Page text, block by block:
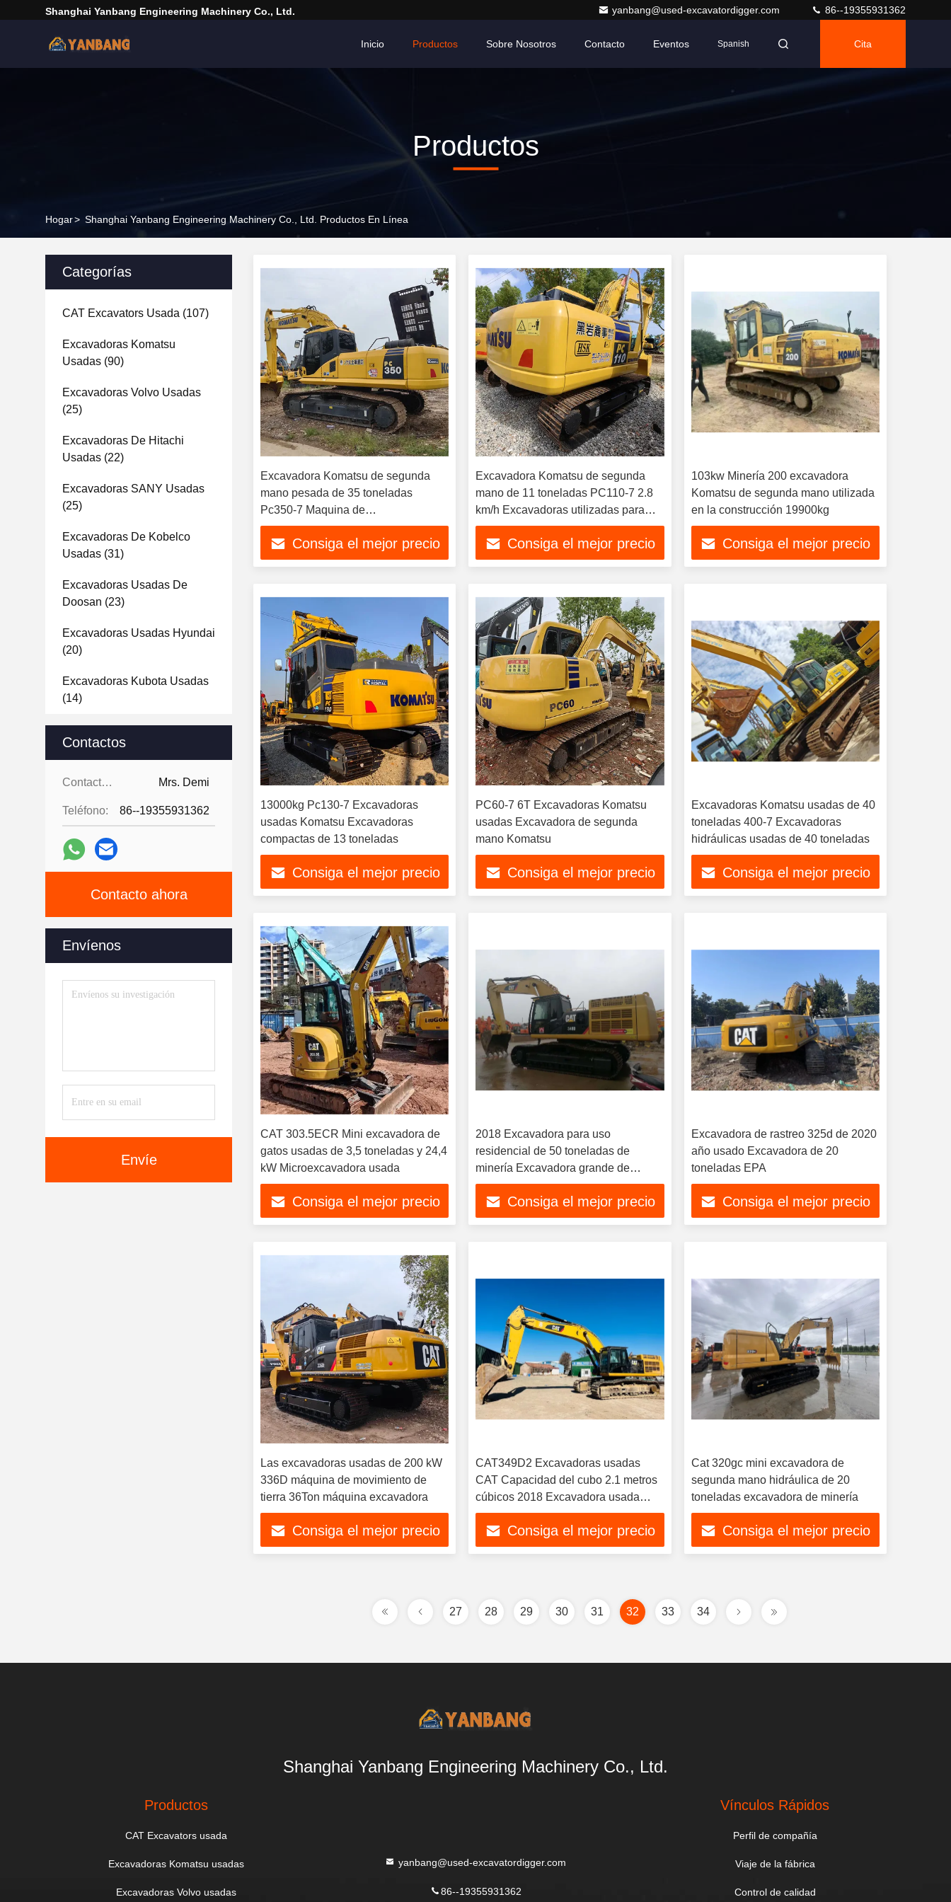
Shanghai Yanbang Engineering Machinery Co., Ltd. yanbang@used-excavatordigger.com 86--19355931362
Inicio Productos Sobre Nosotros Contacto Eventos Spanish Cita
Productos
Hogar> Shanghai Yanbang Engineering Machinery Co., Ltd. Productos En Línea
Categorías
CAT Excavators Usada (107)
Excavadoras Komatsu
Usadas (90)
Excavadoras Volvo Usadas
(25)
Excavadoras De Hitachi
Usadas (22)
Excavadoras SANY Usadas
(25)
Excavadoras De Kobelco
Usadas (31)
Excavadoras Usadas De
Doosan (23)
Excavadoras Usadas Hyundai
(20)
Excavadoras Kubota Usadas
(14)
Cargador Usado(12)
Niveladora Usada(15)
(8)
Camioneta Elevadora Usada
(5)
Rollo Usado (6)
Las Demás(1)
Contactos
Contactos: Mrs. Demi
Teléfono: 86--19355931362
Contacto ahora
Envíenos
Envíe
Excavadora Komatsu de segunda
mano pesada de 35 toneladas
Pc350-7 Maquina de
retroexcavadora utilizada para
excavarConsiga el mejor precio
Excavadora Komatsu de segunda
mano de 11 toneladas PC110-7 2.8
km/h Excavadoras utilizadas para
operaciones de elevación
Consiga el mejor precio
103kw Minería 200 excavadora
Komatsu de segunda mano utilizada
en la construcción 19900kg
Consiga el mejor precio
13000kg Pc130-7 Excavadoras
usadas Komatsu Excavadoras
compactas de 13 toneladas
Consiga el mejor precio
PC60-7 6T Excavadoras Komatsu
usadas Excavadora de segunda
mano Komatsu
Consiga el mejor precio
Excavadoras Komatsu usadas de 40
toneladas 400-7 Excavadoras
hidráulicas usadas de 40 toneladas
Consiga el mejor precio
CAT 303.5ECR Mini excavadora de
gatos usadas de 3,5 toneladas y 24,4
kW Microexcavadora usada
Consiga el mejor precio
2018 Excavadora para uso
residencial de 50 toneladas de
minería Excavadora grande de
rastreo Cat349D
Consiga el mejor precio
Excavadora de rastreo 325d de 2020
año usado Excavadora de 20
toneladas EPA
Consiga el mejor precio
Las excavadoras usadas de 200 kW
336D máquina de movimiento de
tierra 36Ton máquina excavadora
Consiga el mejor precio
CAT349D2 Excavadoras usadas
CAT Capacidad del cubo 2.1 metros
cúbicos 2018 Excavadora usada
Corea
Consiga el mejor precio
Cat 320gc mini excavadora de
segunda mano hidráulica de 20
toneladas excavadora de minería
Consiga el mejor precio
27 28 29 30 31 32 33 34
Shanghai Yanbang Engineering Machinery Co., Ltd.
Productos
CAT Excavators usada
Excavadoras Komatsu usadas
Excavadoras Volvo usadas
yanbang@used-excavatordigger.com
86--19355931362
Vínculos Rápidos
Perfil de compañía
Viaje de la fábrica
Control de calidad